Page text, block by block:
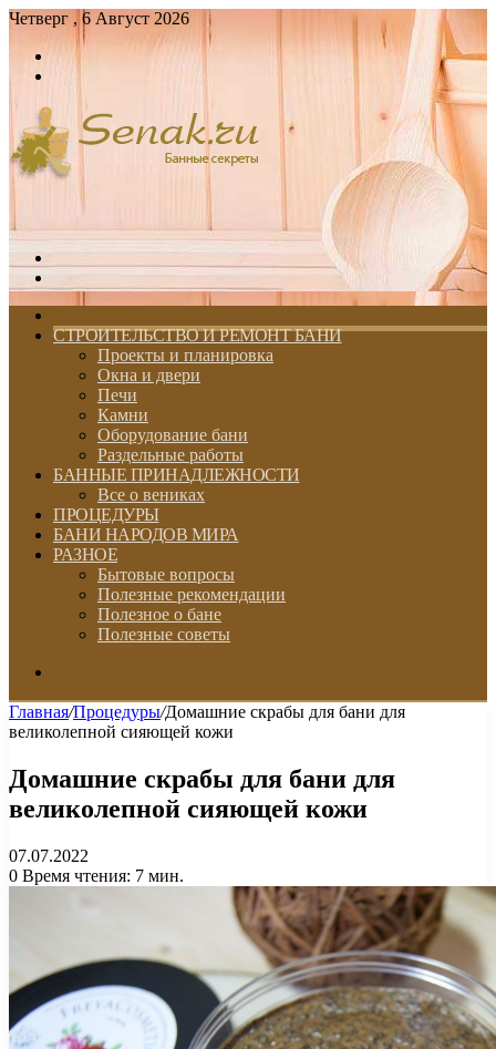
Четверг , 6 Август 2026
Войти
skin
СТРОИТЕЛЬСТВО И РЕМОНТ БАНИ
Проекты и планировка
Окна и двери
Печи
Камни
Оборудование бани
Раздельные работы
БАННЫЕ ПРИНАДЛЕЖНОСТИ
Все о вениках
ПРОЦЕДУРЫ
БАНИ НАРОДОВ МИРА
РАЗНОЕ
Бытовые вопросы
Полезные рекомендации
Полезное о бане
Полезные советы
Главная/Процедуры/Домашние скрабы для бани для
великолепной сияющей кожи
Домашние скрабы для бани для
великолепной сияющей кожи
07.07.2022
0 Время чтения: 7 мин.